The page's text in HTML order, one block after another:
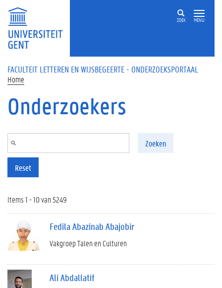
Overslaan en naar de inhoud gaan
ZOEK MENU
FACULTEIT LETTEREN EN WIJSBEGEERTE - ONDERZOEKSPORTAAL
Home
Onderzoekers
Zoeken
Reset
Items 1 - 10 van 5249
Fedila Abazinab Abajobir
Vakgroep Talen en Culturen
Ali Abdallatif